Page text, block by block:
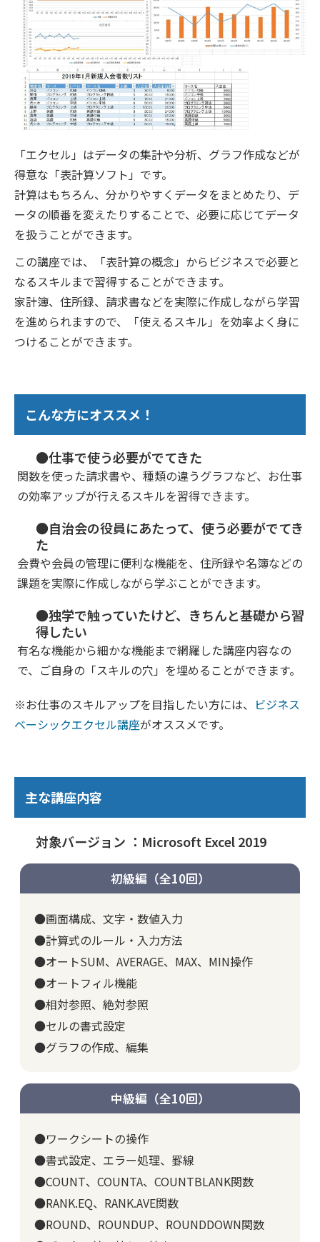
「エクセル」はデータの集計や分析、グラフ作成などが
得意な「表計算ソフト」です。
計算はもちろん、分かりやすくデータをまとめたり、デ
ータの順番を変えたりすることで、必要に応じてデータ
を扱うことができます。
この講座では、「表計算の概念」からビジネスで必要と
なるスキルまで習得することができます。
家計簿、住所録、請求書などを実際に作成しながら学習
を進められますので、「使えるスキル」を効率よく身に
つけることができます。
こんな方にオススメ！
●仕事で使う必要がでてきた
関数を使った請求書や、種類の違うグラフなど、お仕事
の効率アップが行えるスキルを習得できます。
●自治会の役員にあたって、使う必要がでてき
た
会費や会員の管理に便利な機能を、住所録や名簿などの
課題を実際に作成しながら学ぶことができます。
●独学で触っていたけど、きちんと基礎から習
得したい
有名な機能から細かな機能まで網羅した講座内容なの
で、ご自身の「スキルの穴」を埋めることができます。
※お仕事のスキルアップを目指したい方には、 ビジネス
ベーシックエクセル講座がオススメです。
主な講座内容
対象バージョン ：Microsoft Excel 2019
初級編（全10回）
●画面構成、文字・数値入力
●計算式のルール・入力方法
●オートSUM、AVERAGE、MAX、MIN操作
●オートフィル機能
●相対参照、絶対参照
●セルの書式設定
●グラフの作成、編集
中級編（全10回）
●ワークシートの操作
●書式設定、エラー処理、罫線
●COUNT、COUNTA、COUNTBLANK関数
●RANK.EQ、RANK.AVE関数
●ROUND、ROUNDUP、ROUNDDOWN関数